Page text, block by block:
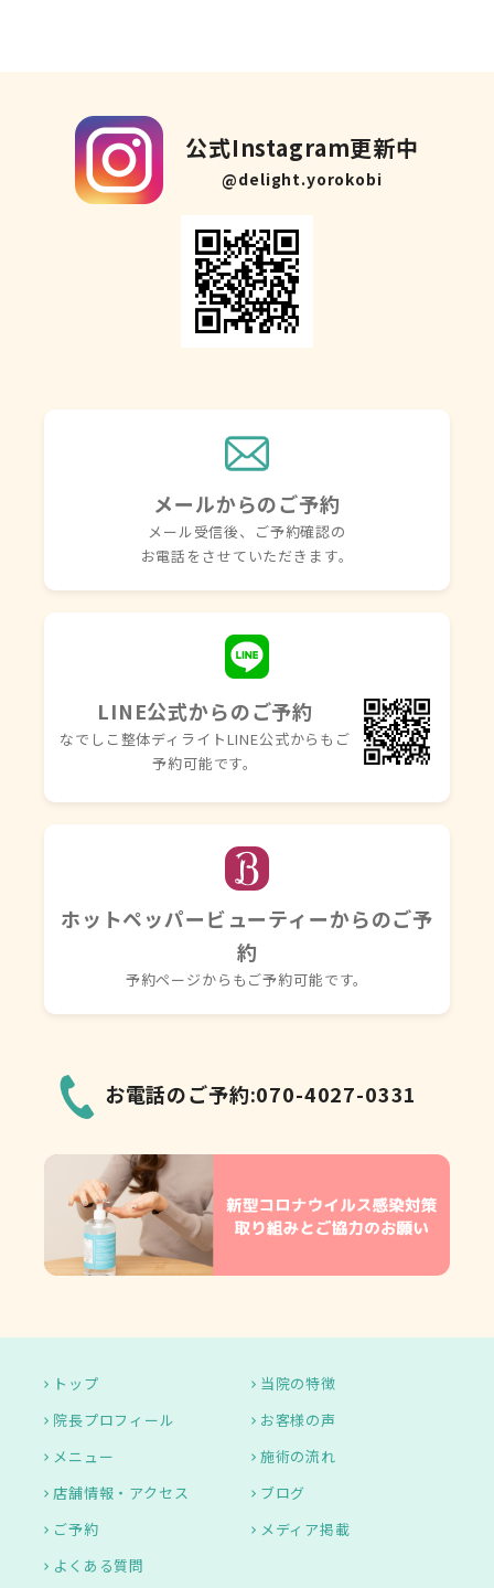
公式Instagram更新中
@delight.yorokobi
メールからのご予約
メール受信後、ご予約確認の
お電話をさせていただきます。
LINE公式からのご予約
なでしこ整体ディライトLINE公式からもご
予約可能です。
ホットペッパービューティーからのご予
約
予約ページからもご予約可能です。
お電話のご予約:070-4027-0331
トップ
当院の特徴
院長プロフィール
お客様の声
メニュー
施術の流れ
店舗情報・アクセス
ブログ
ご予約
メディア掲載
よくある質問